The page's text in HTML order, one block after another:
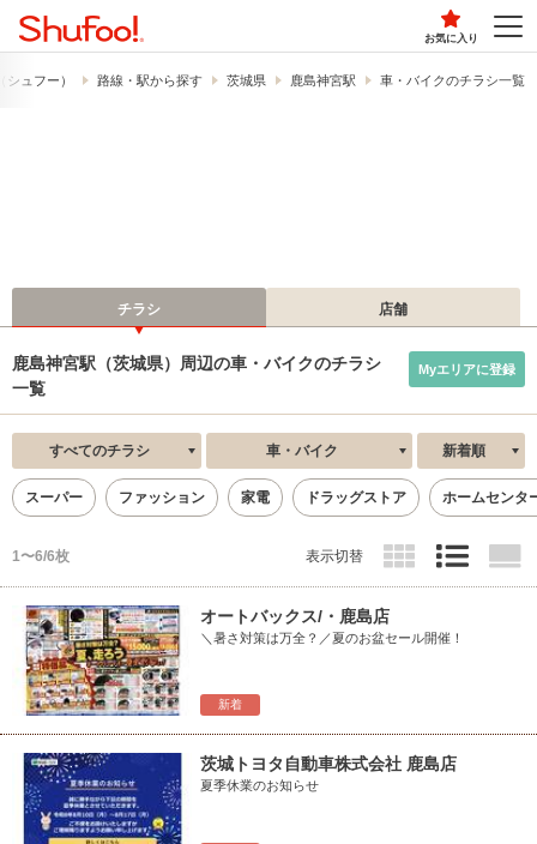
お気に入り
ュフー） 路線・駅から探す 茨城県 鹿島神宮駅 車・バイクのチラシ一覧
チラシ 店舗
鹿島神宮駅（茨城県）周辺の車・バイクのチラシ
一覧
Myエリアに登録
すべてのチラシ 車・バイク 新着順
スーパー ファッション 家電 ドラッグストア ホームセンタ
1〜6/6枚 表示切替
新着
オートバックス/・鹿島店
＼暑さ対策は万全？／夏のお盆セール開催！
茨城トヨタ自動車株式会社 鹿島店
夏季休業のお知らせ